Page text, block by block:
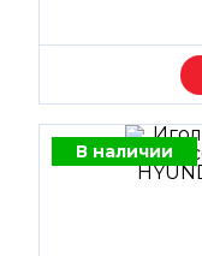
В наличии